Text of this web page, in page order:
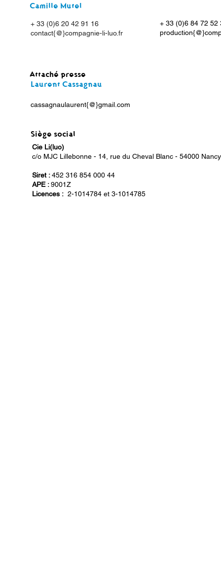
Camille Mutel
+ 33 (0)6 20 42 91 16
contact{@}compagnie-li-luo.fr
+ 33 (0)6 84 72 52
production{@}
Attaché presse
Laurent Cassagnau
cassagnaulaurent{@}gmail.com
Siège social
Cie Li(luo)
c/o MJC Lillebonne - 14, rue du Cheval Blanc - 54000 Nancy
Siret :452 316 854 000 44
APE :9001Z
Licences : 2-1014784 et 3-1014785